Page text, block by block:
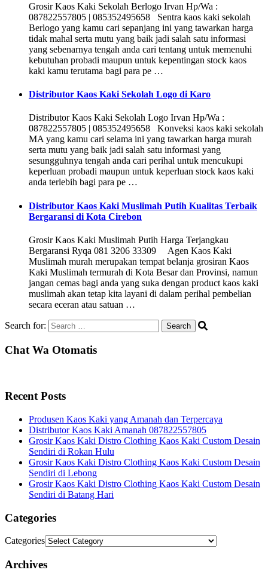
Grosir Kaos Kaki Sekolah Berlogo Irvan Hp/Wa :
087822557805 | 085352495658 Sentra kaos kaki sekolah
Berlogo yang kamu cari sepanjang ini yang tawarkan harga
tidak mahal serta mutu yang baik jadi salah satu informasi
yang sebenarnya tengah anda cari tentang untuk memenuhi
kebutuhan probadi maupun untuk kepentingan stock kaos
kaki kamu terutama bagi para pe …
Distributor Kaos Kaki Sekolah Logo di Karo
Distributor Kaos Kaki Sekolah Logo Irvan Hp/Wa :
087822557805 | 085352495658 Konveksi kaos kaki sekolah
MA yang kamu cari selama ini yang tawarkan harga murah
serta mutu yang baik jadi salah satu informasi yang
sesungguhnya tengah anda cari perihal untuk mencukupi
keperluan probadi maupun untuk keperluan stock kaos kaki
anda terlebih bagi para pe …
Distributor Kaos Kaki Muslimah Putih Kualitas Terbaik
Bergaransi di Kota Cirebon
Grosir Kaos Kaki Muslimah Putih Harga Terjangkau
Bergaransi Ryqa 081 3206 33309 Agen Kaos Kaki
Muslimah murah merupakan tempat belanja grosiran Kaos
Kaki Muslimah termurah di Kota Besar dan Provinsi, namun
jangan cemas bagi anda yang suka dengan product kaos kaki
muslimah akan tetap kita layani di dalam perihal pembelian
secara eceran atau satuan …
Search for:
Chat Wa Otomatis
Recent Posts
Produsen Kaos Kaki yang Amanah dan Terpercaya
Distributor Kaos Kaki Amanah 087822557805
Grosir Kaos Kaki Distro Clothing Kaos Kaki Custom Desain
Sendiri di Rokan Hulu
Grosir Kaos Kaki Distro Clothing Kaos Kaki Custom Desain
Sendiri di Lebong
Grosir Kaos Kaki Distro Clothing Kaos Kaki Custom Desain
Sendiri di Batang Hari
Categories
Categories
Archives